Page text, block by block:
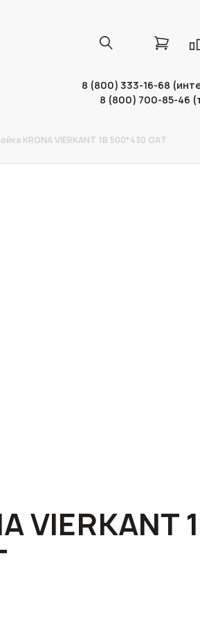
8 (800) 333-16-68
8 (800) 700-85-46
KRONA VIERKANT 1B 500*430 OAT
VIERKANT